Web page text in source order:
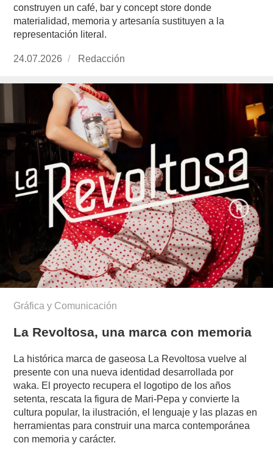
construyen un café, bar y concept store donde
materialidad, memoria y artesanía sustituyen a la
representación literal.
Publicado
24.07.2026 https://www.experimenta.es/author/redaccion/
Redacción
Gráfica y Comunicación
La Revoltosa, una marca con memoria
La histórica marca de gaseosa La Revoltosa vuelve al
presente con una nueva identidad desarrollada por
waka. El proyecto recupera el logotipo de los años
setenta, rescata la figura de Mari-Pepa y convierte la
cultura popular, la ilustración, el lenguaje y las plazas en
herramientas para construir una marca contemporánea
con memoria y carácter.